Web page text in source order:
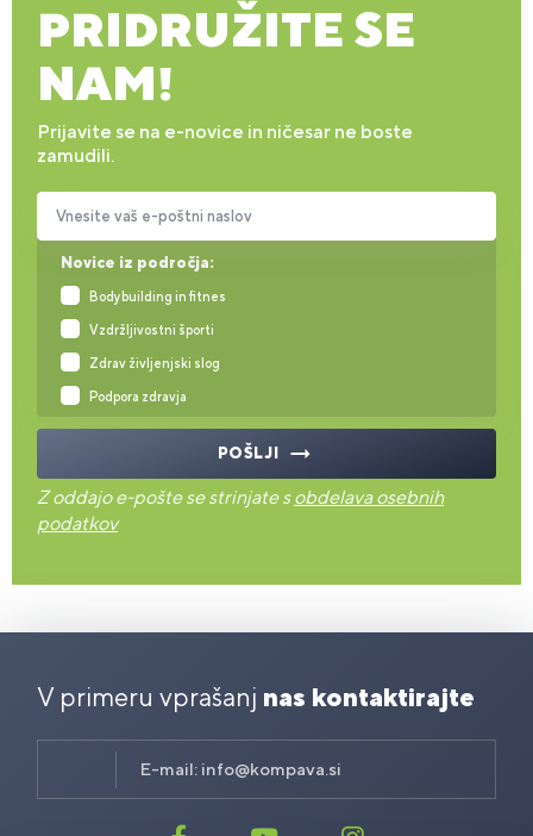
PRIDRUŽITE SE
NAM!
Prijavite se na e-novice in ničesar ne boste
zamudili.
Novice iz področja:
Bodybuilding in fitnes
Vzdržljivostni športi
Zdrav življenjski slog
Podpora zdravja
Vnesite vaš e-poštni naslov
POŠLJI
Z oddajo e-pošte se strinjate sobdelava osebnih
podatkov
V primeru vprašanj nas kontaktirajte
E-mail: info@kompava.si